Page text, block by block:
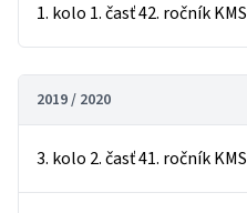
1. kolo 1. časť 42. ročník KMS
2019 / 2020
3. kolo 2. časť 41. ročník KMS